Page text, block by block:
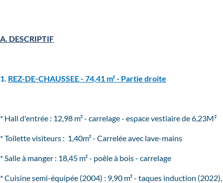
A. DESCRIPTIF
1. REZ-DE-CHAUSSEE - 74,41 m² - Partie droite
* Hall d'entrée : 12,98 m² - carrelage - espace vestiaire de 6,23M²
* Toilette visiteurs : 1,40m² - Carrelée avec lave-mains
* Salle à manger : 18,45 m² - poêle à bois - carrelage
* Cuisine semi-équipée (2004) : 9,90 m² - taques induction (2022),